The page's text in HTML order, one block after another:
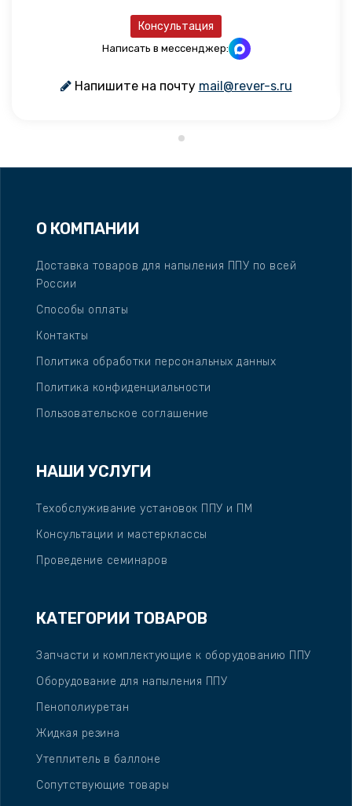
Консультация
Написать в мессенджер:
Напишите на почту mail@rever-s.ru
О КОМПАНИИ
Доставка товаров для напыления ППУ по всей
России
Способы оплаты
Контакты
Политика обработки персональных данных
Политика конфиденциальности
Пользовательское соглашение
НАШИ УСЛУГИ
Техобслуживание установок ППУ и ПМ
Консультации и мастерклассы
Проведение семинаров
КАТЕГОРИИ ТОВАРОВ
Запчасти и комплектующие к оборудованию ППУ
Оборудование для напыления ППУ
Пенополиуретан
Жидкая резина
Утеплитель в баллоне
Сопутствующие товары